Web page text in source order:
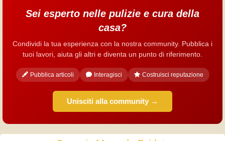
Sei esperto nelle pulizie e cura della
casa?
Condividi la tua esperienza con la nostra community. Pubblica i
tuoi lavori, aiuta gli altri e diventa un punto di riferimento.
Pubblica articoli Interagisci Costruisci reputazione
Unisciti alla community →